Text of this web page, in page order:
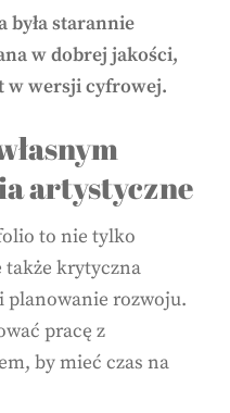
była starannie
w dobrej jakości,
w wersji cyfrowej.
artystyczne
to nie tylko
także krytyczna
planowanie rozwoju.
pracę z
by mieć czas na